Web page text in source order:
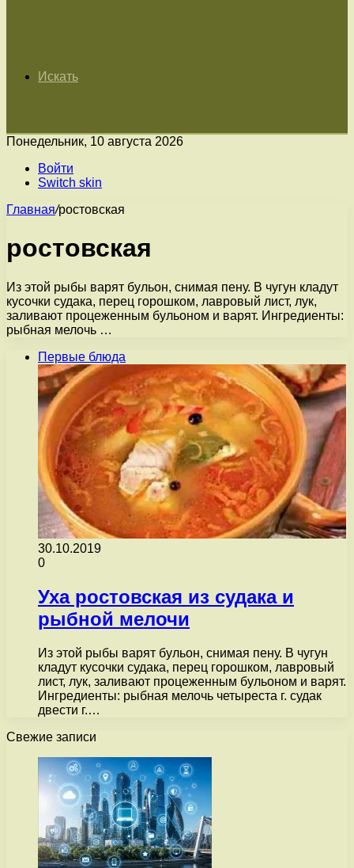
Искать
Понедельник, 10 августа 2026
Войти
Switch skin
Главная/ростовская
ростовская
Из этой рыбы варят бульон, снимая пену. В чугун кладут
кусочки судака, перец горошком, лавровый лист, лук,
заливают процеженным бульоном и варят. Ингредиенты:
рыбная мелочь …
Первые блюда
30.10.2019
0
Уха ростовская из судака и
рыбной мелочи
Из этой рыбы варят бульон, снимая пену. В чугун
кладут кусочки судака, перец горошком, лавровый
лист, лук, заливают процеженным бульоном и варят.
Ингредиенты: рыбная мелочь четыреста г. судак
двести г.…
Свежие записи